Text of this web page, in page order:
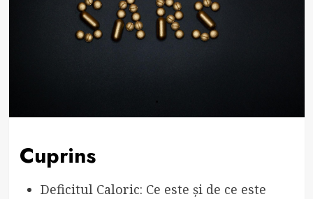
Cuprins
Deficitul Caloric: Ce este și de ce este